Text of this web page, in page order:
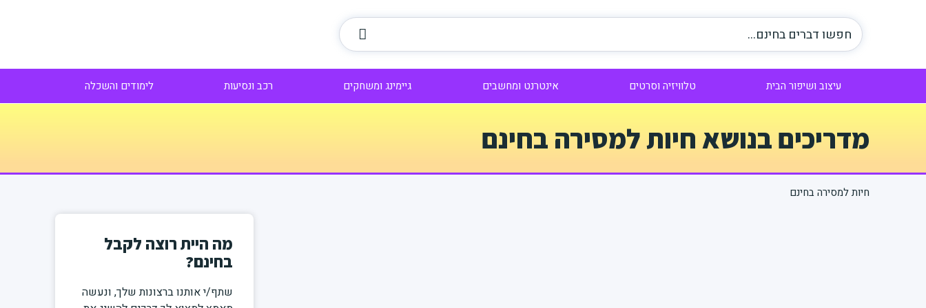
עיצוב ושיפור הבית טלוויזיה וסרטים אינטרנט ומחשבים גיימינג ומשחקים רכב ונסיעות לימודים והשכלה
מדריכים בנושא חיות למסירה בחינם
חיות למסירה בחינם
מה היית רוצה לקבל
בחינם?
שתף/י אותנו ברצונות שלך, ונעשה